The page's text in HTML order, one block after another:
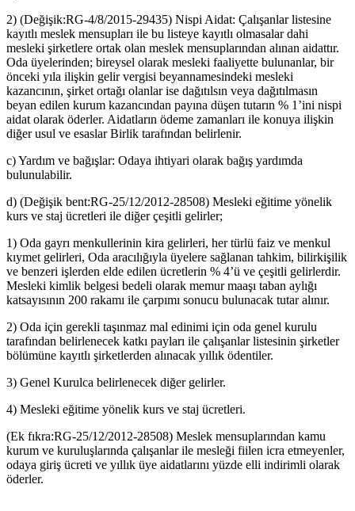
2) (Değişik:RG-4/8/2015-29435) Nispi Aidat: Çalışanlar listesine
kayıtlı meslek mensupları ile bu listeye kayıtlı olmasalar dahi
mesleki şirketlere ortak olan meslek mensuplarından alınan aidattır.
Oda üyelerinden; bireysel olarak mesleki faaliyette bulunanlar, bir
önceki yıla ilişkin gelir vergisi beyannamesindeki mesleki
kazancının, şirket ortağı olanlar ise dağıtılsın veya dağıtılmasın
beyan edilen kurum kazancından payına düşen tutarın % 1’ini nispi
aidat olarak öderler. Aidatların ödeme zamanları ile konuya ilişkin
diğer usul ve esaslar Birlik tarafından belirlenir.
c) Yardım ve bağışlar: Odaya ihtiyari olarak bağış yardımda
bulunulabilir.
d) (Değişik bent:RG-25/12/2012-28508) Mesleki eğitime yönelik
kurs ve staj ücretleri ile diğer çeşitli gelirler;
1) Oda gayrı menkullerinin kira gelirleri, her türlü faiz ve menkul
kıymet gelirleri, Oda aracılığıyla üyelere sağlanan tahkim, bilirkişilik
ve benzeri işlerden elde edilen ücretlerin % 4’ü ve çeşitli gelirlerdir.
Mesleki kimlik belgesi bedeli olarak memur maaşı taban aylığı
katsayısının 200 rakamı ile çarpımı sonucu bulunacak tutar alınır.
2) Oda için gerekli taşınmaz mal edinimi için oda genel kurulu
tarafından belirlenecek katkı payları ile çalışanlar listesinin şirketler
bölümüne kayıtlı şirketlerden alınacak yıllık ödentiler.
3) Genel Kurulca belirlenecek diğer gelirler.
4) Mesleki eğitime yönelik kurs ve staj ücretleri.
(Ek fıkra:RG-25/12/2012-28508) Meslek mensuplarından kamu
kurum ve kuruluşlarında çalışanlar ile mesleği fiilen icra etmeyenler,
odaya giriş ücreti ve yıllık üye aidatlarını yüzde elli indirimli olarak
öderler.